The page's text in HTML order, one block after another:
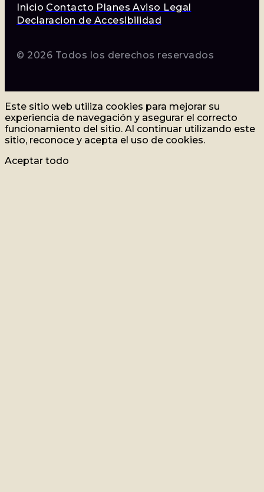
Inicio Contacto Planes Aviso Legal
Declaracion de Accesibilidad
© 2026 Todos los derechos reservados
Este sitio web utiliza cookies para mejorar su
experiencia de navegación y asegurar el correcto
funcionamiento del sitio. Al continuar utilizando este
sitio, reconoce y acepta el uso de cookies.
Aceptar todo